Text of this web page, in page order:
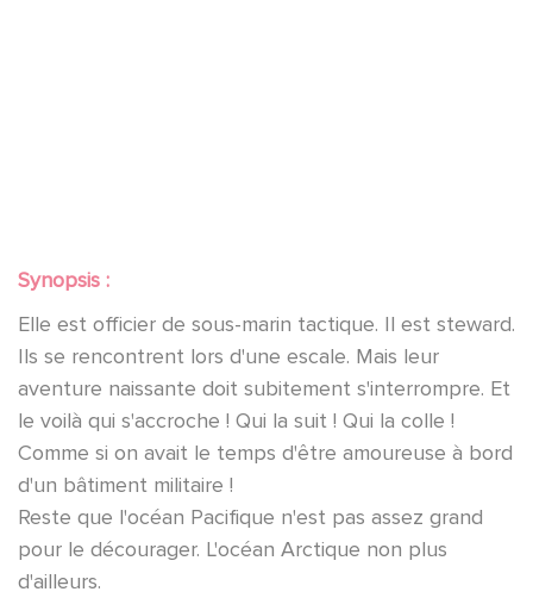
Synopsis :
Elle est officier de sous-marin tactique. Il est steward.
Ils se rencontrent lors d'une escale. Mais leur
aventure naissante doit subitement s'interrompre. Et
le voilà qui s'accroche ! Qui la suit ! Qui la colle !
Comme si on avait le temps d'être amoureuse à bord
d'un bâtiment militaire !
Reste que l'océan Pacifique n'est pas assez grand
pour le décourager. L'océan Arctique non plus
d'ailleurs.